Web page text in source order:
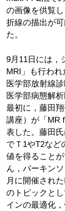
の画像を供覧
折線の描出が
た。
9月11日には，
MRI」も行わ
医学部放射線
医学部病態解
最初に，藤田
講座）が「MR
表した。藤田
でＴ1やT2など
値を得ること
ん，パーキン
月に開催され
のトピックと
インの最適化